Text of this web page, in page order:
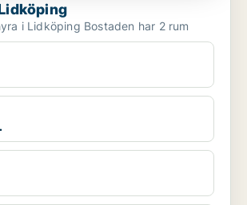
Lägenhet att hyra i Lidköping Bostaden har 2 rum